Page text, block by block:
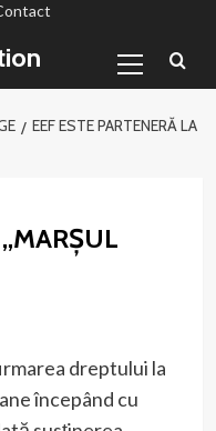
Menu
EEF ESTE PARTENERĂ LA
dreptului la
începând cu